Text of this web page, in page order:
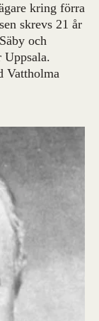
kring förra
skrevs 21 år
och
Vattholma